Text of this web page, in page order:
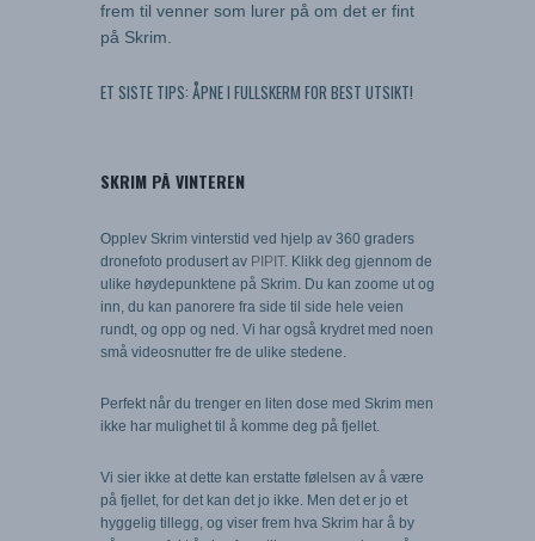
frem til venner som lurer på om det er fint
på Skrim.
ET SISTE TIPS: ÅPNE I FULLSKERM FOR BEST UTSIKT!
SKRIM PÅ VINTEREN
Opplev Skrim vinterstid ved hjelp av 360 graders
dronefoto produsert av PIPIT. Klikk deg gjennom de
ulike høydepunktene på Skrim. Du kan zoome ut og
inn, du kan panorere fra side til side hele veien
rundt, og opp og ned. Vi har også krydret med noen
små videosnutter fre de ulike stedene.
Perfekt når du trenger en liten dose med Skrim men
ikke har mulighet til å komme deg på fjellet.
Vi sier ikke at dette kan erstatte følelsen av å være
på fjellet, for det kan det jo ikke. Men det er jo et
hyggelig tillegg, og viser frem hva Skrim har å by